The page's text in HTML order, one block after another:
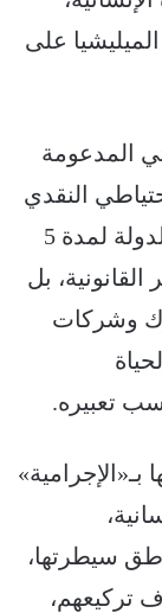
على
المدعومة
النقدي
والإيرادات العامة ومرتبات موظفي الدولة لمدة 5
بل
وشركات
تعبيره.
سيطرتها،
تركيعهم،